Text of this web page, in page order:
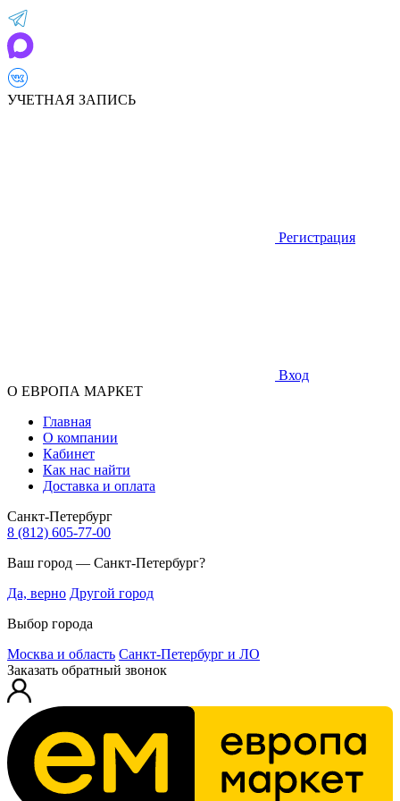
УЧЕТНАЯ ЗАПИСЬ
Регистрация
Вход
О ЕВРОПА МАРКЕТ
Главная
О компании
Кабинет
Как нас найти
Доставка и оплата
Санкт-Петербург
8 (812) 605-77-00
Ваш город — Санкт-Петербург?
Да, верно Другой город
Выбор города
Москва и область Санкт-Петербург и ЛО
Заказать обратный звонок